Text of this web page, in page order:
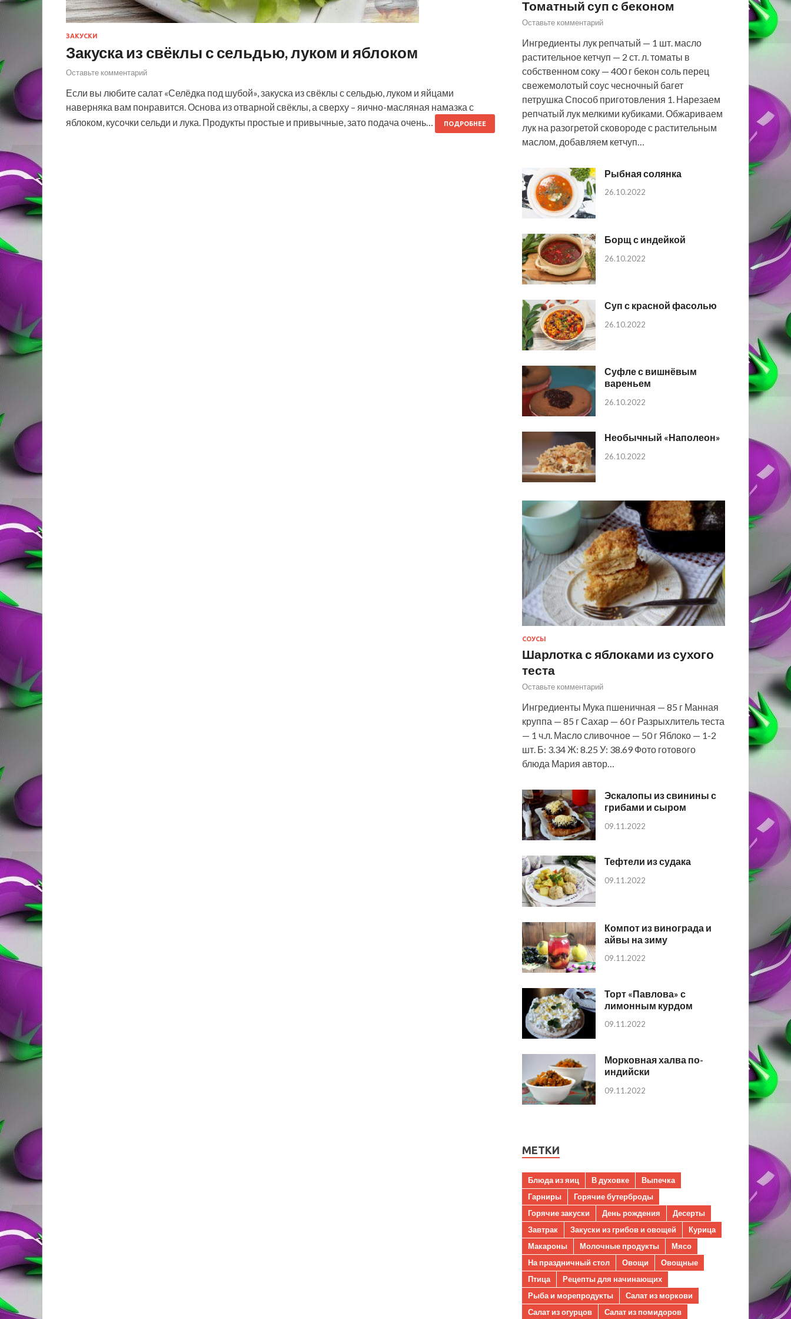
ЗАКУСКИ
Закуска из свёклы с сельдью, луком и яблоком
Оставьте комментарий
Если вы любите салат «Селёдка под шубой», закуска из свёклы с сельдью, луком и яйцами
наверняка вам понравится. Основа из отварной свёклы, а сверху – яично-масляная намазка с
яблоком, кусочки сельди и лука. Продукты простые и привычные, зато подача очень…
ПОДРОБНЕЕ
Томатный суп с беконом
Оставьте комментарий
Ингредиенты лук репчатый — 1 шт. масло
растительное кетчуп — 2 ст. л. томаты в
собственном соку — 400 г бекон соль перец
свежемолотый соус чесночный багет
петрушка Способ приготовления 1. Нарезаем
репчатый лук мелкими кубиками. Обжариваем
лук на разогретой сковороде с растительным
маслом, добавляем кетчуп…
Рыбная солянка
26.10.2022
Борщ с индейкой
26.10.2022
Суп с красной фасолью
26.10.2022
Суфле с вишнёвым
вареньем
26.10.2022
Необычный «Наполеон»
26.10.2022
СОУСЫ
Шарлотка с яблоками из сухого
теста
Оставьте комментарий
Ингредиенты Мука пшеничная — 85 г Манная
круппа — 85 г Сахар — 60 г Разрыхлитель теста
— 1 ч.л. Масло сливочное — 50 г Яблоко — 1-2
шт. Б: 3.34 Ж: 8.25 У: 38.69 Фото готового
блюда Мария автор…
Эскалопы из свинины с
грибами и сыром
09.11.2022
Тефтели из судака
09.11.2022
Компот из винограда и
айвы на зиму
09.11.2022
Торт «Павлова» с
лимонным курдом
09.11.2022
Морковная халва по-
индийски
09.11.2022
МЕТКИ
Блюда из яиц В духовке
Выпечка
Гарниры
Горячие бутерброды
Горячие закуски
День рождения
Десерты
Завтрак
Закуски из грибов и овощей
Курица
Макароны
Молочные продукты
Мясо
На праздничный стол
Овощи
Овощные
Птица
Рецепты для начинающих
Рыба и морепродукты
Салат из моркови
Салат из огурцов
Салат из помидоров